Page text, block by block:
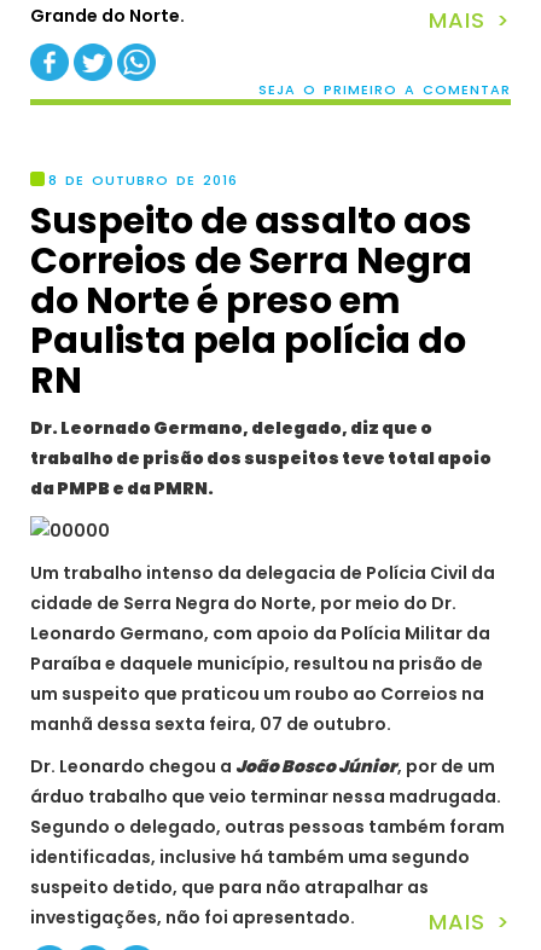
Grande do Norte.
MAIS >
SEJA O PRIMEIRO A COMENTAR
8 DE OUTUBRO DE 2016
Suspeito de assalto aos
Correios de Serra Negra
do Norte é preso em
Paulista pela polícia do
RN
Dr. Leornado Germano, delegado, diz que o
trabalho de prisão dos suspeitos teve total apoio
da PMPB e da PMRN.
Um trabalho intenso da delegacia de Polícia Civil da
cidade de Serra Negra do Norte, por meio do Dr.
Leonardo Germano, com apoio da Polícia Militar da
Paraíba e daquele município, resultou na prisão de
um suspeito que praticou um roubo ao Correios na
manhã dessa sexta feira, 07 de outubro.
Dr. Leonardo chegou a João Bosco Júnior, por de um
árduo trabalho que veio terminar nessa madrugada.
Segundo o delegado, outras pessoas também foram
identificadas, inclusive há também uma segundo
suspeito detido, que para não atrapalhar as
investigações, não foi apresentado.
MAIS >